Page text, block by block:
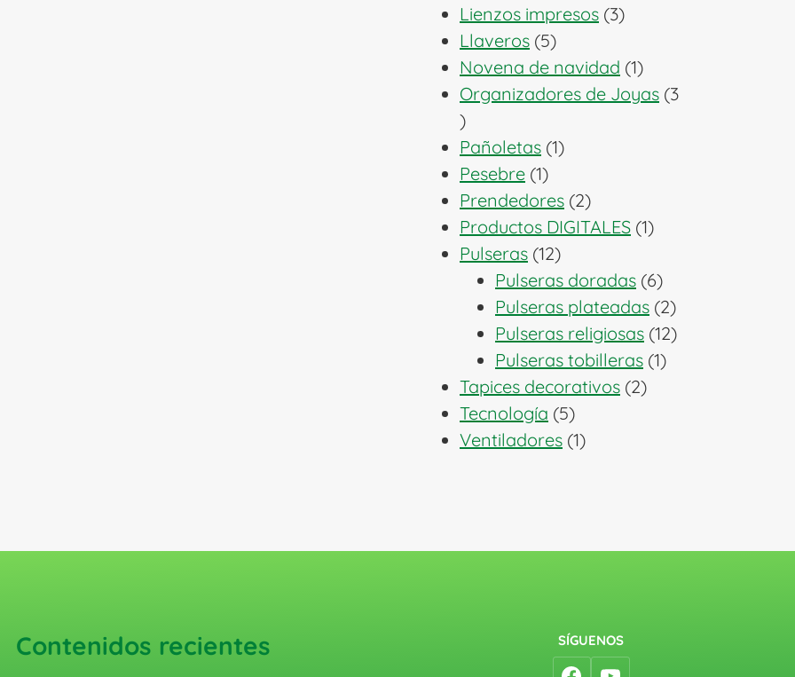
Lienzos impresos 33
Llaveros 55
productos
Novena de navidad 11
producto
Organizadores de Joyas 3
3
productos
Pañoletas 11
Pesebre 11
producto
Prendedores 22
productos
Productos DIGITALES 11
Pulseras 1212
productos
Pulseras doradas 66
productos
Pulseras plateadas 22
productos
Pulseras religiosas 1212
Pulseras tobilleras 11
Tapices decorativos 22
Tecnología 55
productos
Ventiladores 11
Contenidos recientes SÍGUENOS